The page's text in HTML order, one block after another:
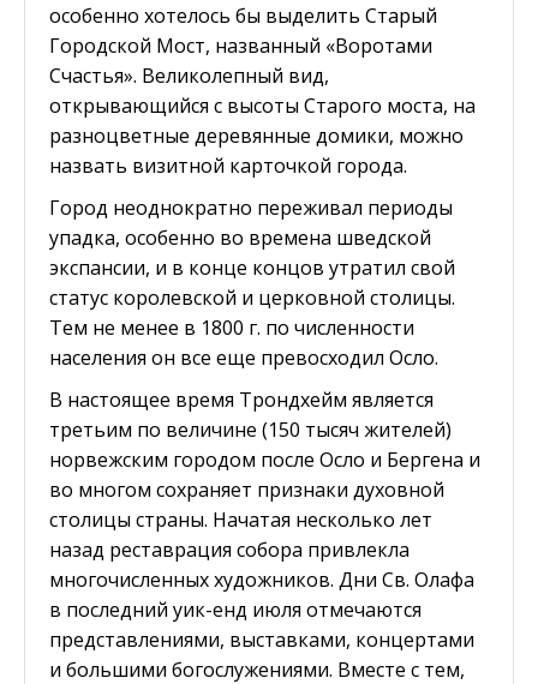
особенно хотелось бы выделить Старый
Городской Мост, названный «Воротами
Счастья». Великолепный вид,
открывающийся с высоты Старого моста, на
разноцветные деревянные домики, можно
назвать визитной карточкой города.
Город неоднократно переживал периоды
упадка, особенно во времена шведской
экспансии, и в конце концов утратил свой
статус королевской и церковной столицы.
Тем не менее в 1800 г. по численности
населения он все еще превосходил Осло.
В настоящее время Трондхейм является
третьим по величине (150 тысяч жителей)
норвежским городом после Осло и Бергена и
во многом сохраняет признаки духовной
столицы страны. Начатая несколько лет
назад реставрация собора привлекла
многочисленных художников. Дни Св. Олафа
в последний уик-енд июля отмечаются
представлениями, выставками, концертами
и большими богослужениями. Вместе с тем,